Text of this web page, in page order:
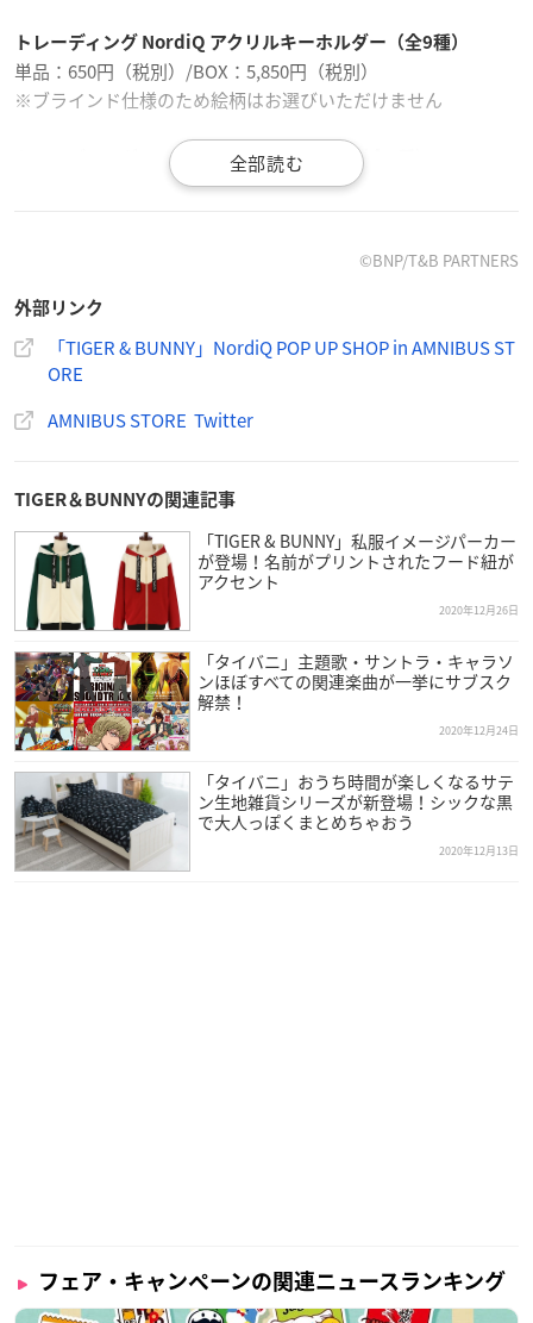
トレーディング NordiQ アクリルキーホルダー（全9種）
単品：650円（税別）/BOX：5,850円（税別）
※ブラインド仕様のため絵柄はお選びいただけません
トレーディング NordiQ アクリルスタンド（全9種）
単品：800円（税別）/BOX：7,200円（税別）
単品：500円（税別）/BOX：4,500円（税別）
価格：各500円（税別）
価格：各1,800円（税別）
NordiQ マグカップ（全9種）
価格：各1,500円（税別）
NordiQクリアファイル（全5種）
価格：各400円（税別）
NordiQ Tシャツ（全4種）
価格：各3,800円(税別)
NordiQ パーカー（全1種）
価格：5,980円(税別)
「TIGER & BUNNY」NordiQ POP UP SHOP in AM
©BNP/T&B PARTNERS
外部リンク
「TIGER & BUNNY」NordiQ POP UP SHOP in AMNIBUS ST
ORE
AMNIBUS STORE Twitter
TIGER＆BUNNYの関連記事
「TIGER & BUNNY」私服イメージパーカー
が登場！名前がプリントされたフード紐が
アクセント
2020年12月26日
「タイバニ」主題歌・サントラ・キャラソ
ンほぼすべての関連楽曲が一挙にサブスク
解禁！
2020年12月24日
「タイバニ」おうち時間が楽しくなるサテ
ン生地雑貨シリーズが新登場！シックな黒
で大人っぽくまとめちゃおう
2020年12月13日
フェア・キャンペーンの関連ニュースランキング